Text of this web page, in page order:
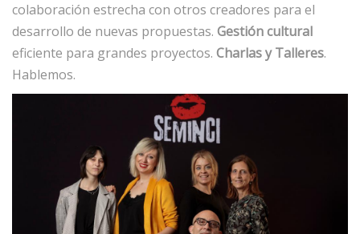
colaboración estrecha con otros creadores para el
desarrollo de nuevas propuestas. Gestión cultural
eficiente para grandes proyectos. Charlas y Talleres.
Hablemos.